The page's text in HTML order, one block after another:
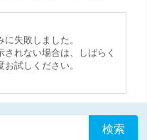
失敗しました。
れない場合は、しばらく
試しください。
検索